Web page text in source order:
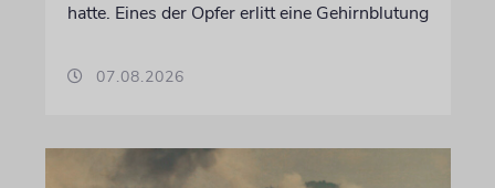
hatte. Eines der Opfer erlitt eine Gehirnblutung
07.08.2026